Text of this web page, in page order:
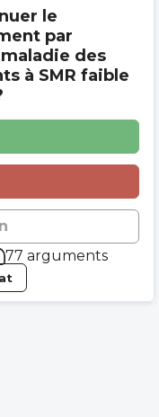
le
par
des
à SMR faible
77 arguments